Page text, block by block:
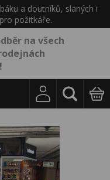
a doutníků, slaných i
požitkáře.
na všech